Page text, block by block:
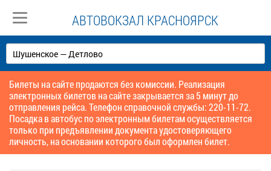
АВТОВОКЗАЛ КРАСНОЯРСК
Билеты на сайте продаются без комиссии. Реализация
электронных билетов на сайте закрывается за 5 минут до
отправления рейса. Телефон справочной службы: 220-11-72.
Посадка в автобус по электронным билетам осуществляется
только при предъявлении документа удостоверяющего
личность, на основании которого был оформлен билет.